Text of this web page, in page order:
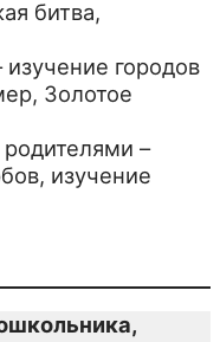
битва,
городов
Золотое
–
изучение